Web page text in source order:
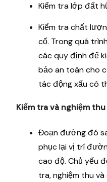
Kiểm tra lớp đất
Kiểm tra chất
cố. Trong quá
các quy định để
bảo an toàn cho
tác động xấu có
Kiểm tra và nghiệm
Đoạn đường đó
phục lại vị trí
cao độ. Chủ yếu
tra, nghiệm thu